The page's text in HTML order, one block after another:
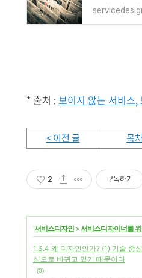
* 출처 : 보이지 않는 서비스,
< 이전 글 목
2 구독하기
'서비스디자인 >서비스디자이너를
1.3.4 왜 디자인인가? (1) 기술 중
심으로 바뀌고 있기 때문이다
(0)